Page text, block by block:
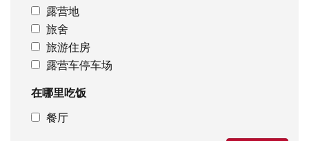
露营地
旅舍
旅游住房
露营车停车场
在哪里吃饭
餐厅